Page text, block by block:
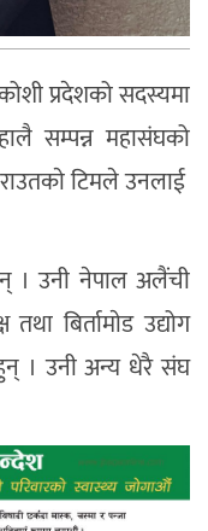
प्रदेशको सदस्यमा
सम्पन्न महासंघको
राउतकाे टिमले उनलाई
। उनी नेपाल अलैंची
बिर्तामाेड उद्योग
। उनी अन्य धेरै संघ